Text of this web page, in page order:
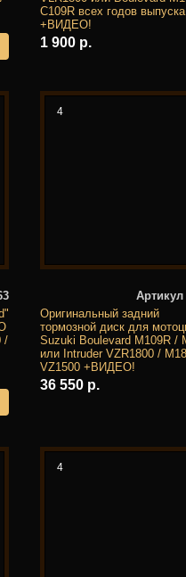
C109R всех годов выпуска
+ВИДЕО!
1 900 р.
/
4
Артикул
Оригинальный задний
тормозной диск для
Suzuki Boulevard M109R /
или Intruder VZR1800 /
VZ1500 +ВИДЕО!
36 550 р.
4